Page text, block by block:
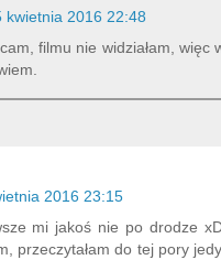
kwietnia 2016 22:48
filmu nie widziałam, więc
2016 23:15
mi jakoś nie po drodze
przeczytałam do tej pory